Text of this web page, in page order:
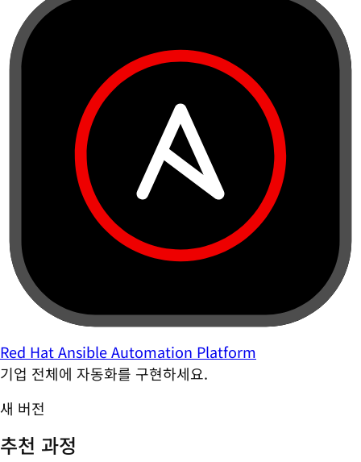
Red Hat Ansible Automation Platform
기업 전체에 자동화를 구현하세요.
새 버전
추천 과정